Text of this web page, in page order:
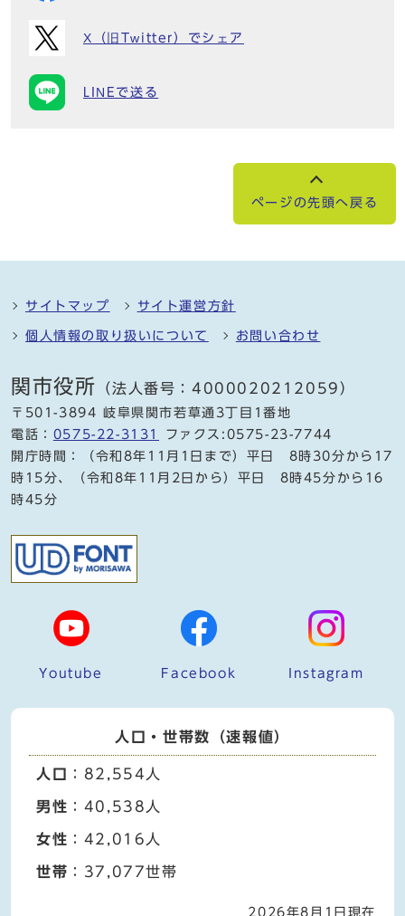
X（旧Twitter）でシェア
LINEで送る
ページの先頭へ戻る
サイトマップ サイト運営方針
個人情報の取り扱いについて お問い合わせ
関市役所 （法人番号：4000020212059）
〒501-3894 岐阜県関市若草通3丁目1番地
電話： 0575-22-3131
ファクス:0575-23-7744
開庁時間：（令和8年11月1日まで）平日 8時30分から17
時15分、（令和8年11月2日から）平日 8時45分から16
時45分
Youtube Facebook Instagram
人口・世帯数（速報値）
人口 ：82,554人
男性 ：40,538人
女性 ：42,016人
世帯 ：37,077世帯
2026年8月1日現在